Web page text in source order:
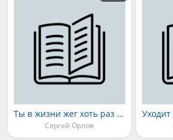
Ты в жизни жег хоть раз мосты
Сергей Орлов